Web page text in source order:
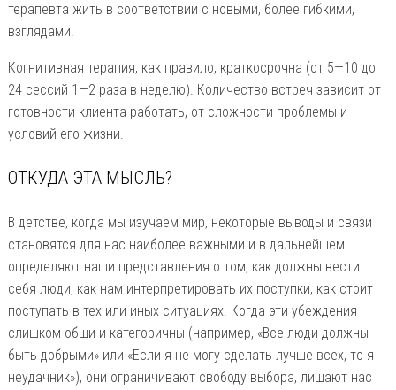
терапевта жить в соответствии с новыми, более гибкими,
взглядами.
Когнитивная терапия, как правило, краткосрочна (от 5—10 до
24 сессий 1—2 раза в неделю). Количество встреч зависит от
готовности клиента работать, от сложности проблемы и
условий его жизни.
ОТКУДА ЭТА МЫСЛЬ?
В детстве, когда мы изучаем мир, некоторые выводы и связи
становятся для нас наиболее важными и в дальнейшем
определяют наши представления о том, как должны вести
себя люди, как нам интерпретировать их поступки, как стоит
поступать в тех или иных ситуациях. Когда эти убеждения
слишком общи и категоричны (например, «Все люди должны
быть добрыми» или «Если я не могу сделать лучше всех, то я
неудачник»), они ограничивают свободу выбора, лишают нас